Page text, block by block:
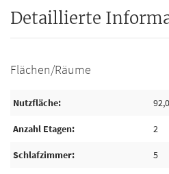
Detaillierte
Flächen/Räume
Nutzfläche
Anzahl Etagen 2
Schlafzimmer 5